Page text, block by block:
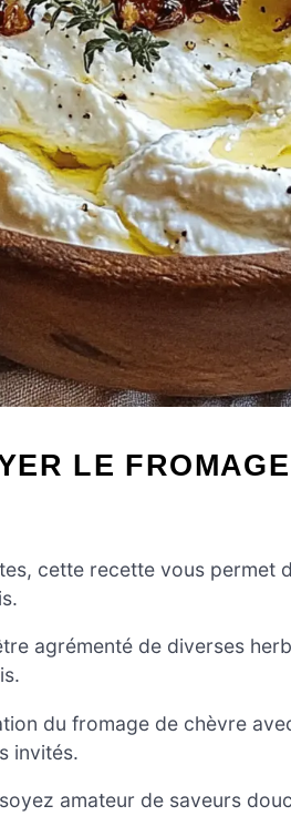
LE
cette recette vous
agrémenté de diverses
du fromage de chèvre
invités.
amateur de saveurs